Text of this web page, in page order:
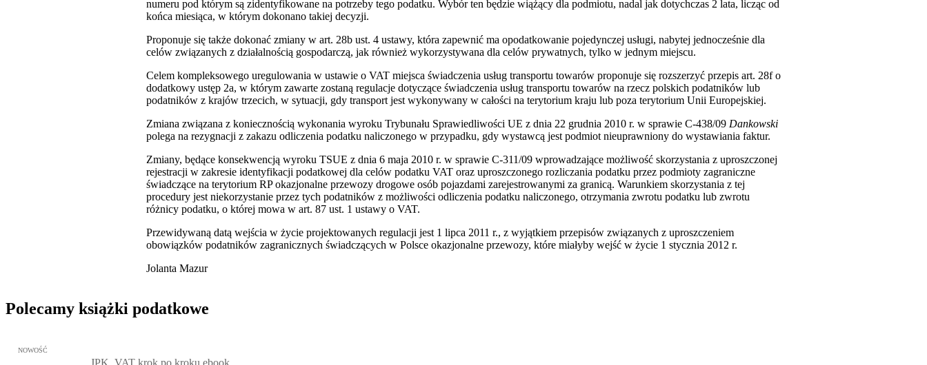
numeru pod którym są zidentyfikowane na potrzeby tego podatku. Wybór ten będzie wiążący dla podmiotu, nadal jak dotychczas 2 lata, licząc od
końca miesiąca, w którym dokonano takiej decyzji.
Proponuje się także dokonać zmiany w art. 28b ust. 4 ustawy, która zapewnić ma opodatkowanie pojedynczej usługi, nabytej jednocześnie dla
celów związanych z działalnością gospodarczą, jak również wykorzystywana dla celów prywatnych, tylko w jednym miejscu.
Celem kompleksowego uregulowania w ustawie o VAT miejsca świadczenia usług transportu towarów proponuje się rozszerzyć przepis art. 28f o
dodatkowy ustęp 2a, w którym zawarte zostaną regulacje dotyczące świadczenia usług transportu towarów na rzecz polskich podatników lub
podatników z krajów trzecich, w sytuacji, gdy transport jest wykonywany w całości na terytorium kraju lub poza terytorium Unii Europejskiej.
Zmiana związana z koniecznością wykonania wyroku Trybunału Sprawiedliwości UE z dnia 22 grudnia 2010 r. w sprawie C-438/09 Dankowski
polega na rezygnacji z zakazu odliczenia podatku naliczonego w przypadku, gdy wystawcą jest podmiot nieuprawniony do wystawiania faktur.
Zmiany, będące konsekwencją wyroku TSUE z dnia 6 maja 2010 r. w sprawie C-311/09 wprowadzające możliwość skorzystania z uproszczonej
rejestracji w zakresie identyfikacji podatkowej dla celów podatku VAT oraz uproszczonego rozliczania podatku przez podmioty zagraniczne
świadczące na terytorium RP okazjonalne przewozy drogowe osób pojazdami zarejestrowanymi za granicą. Warunkiem skorzystania z tej
procedury jest niekorzystanie przez tych podatników z możliwości odliczenia podatku naliczonego, otrzymania zwrotu podatku lub zwrotu
różnicy podatku, o której mowa w art. 87 ust. 1 ustawy o VAT.
Przewidywaną datą wejścia w życie projektowanych regulacji jest 1 lipca 2011 r., z wyjątkiem przepisów związanych z uproszczeniem
obowiązków podatników zagranicznych świadczących w Polsce okazjonalne przewozy, które miałyby wejść w życie 1 stycznia 2012 r.
Jolanta Mazur
Polecamy książki podatkowe
Przejdź do: JPK_VAT krok po kroku ebook, Patrycja Kubiesa - otwiera się w nowym oknie
NOWOŚĆ